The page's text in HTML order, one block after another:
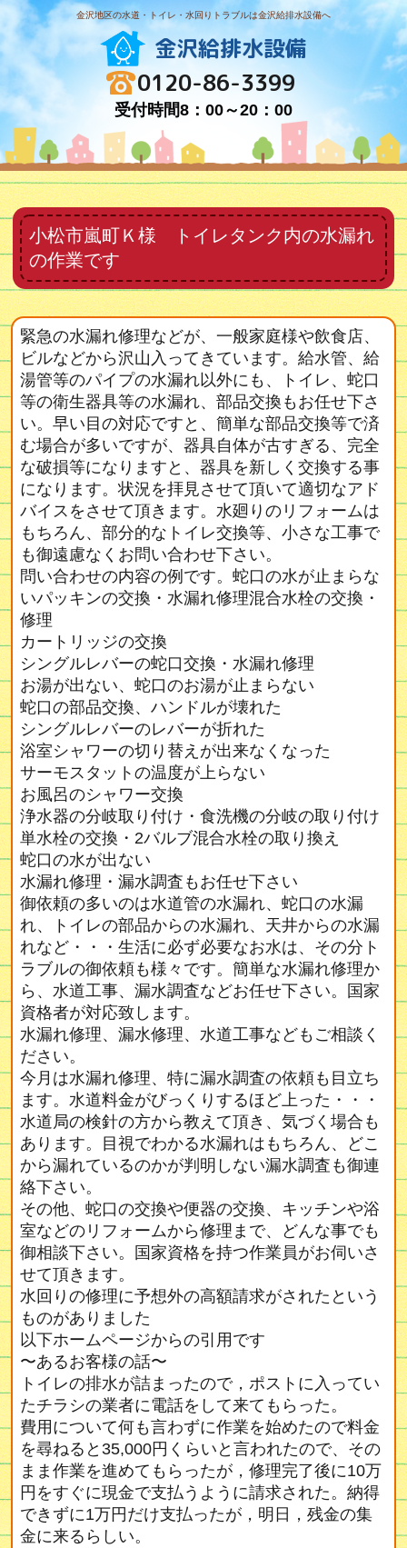
金沢地区の水道・トイレ・水回りトラブルは金沢給排水設備へ
金沢給排水設備
0120-86-3399
受付時間8：00～20：00
小松市嵐町Ｋ様 トイレタンク内の水漏れ
の作業です
緊急の水漏れ修理などが、一般家庭様や飲食店、
ビルなどから沢山入ってきています。給水管、給
湯管等のパイプの水漏れ以外にも、トイレ、蛇口
等の衛生器具等の水漏れ、部品交換もお任せ下さ
い。早い目の対応ですと、簡単な部品交換等で済
む場合が多いですが、器具自体が古すぎる、完全
な破損等になりますと、器具を新しく交換する事
になります。状況を拝見させて頂いて適切なアド
バイスをさせて頂きます。水廻りのリフォームは
もちろん、部分的なトイレ交換等、小さな工事で
も御遠慮なくお問い合わせ下さい。
問い合わせの内容の例です。蛇口の水が止まらな
いパッキンの交換・水漏れ修理混合水栓の交換・
修理
カートリッジの交換
シングルレバーの蛇口交換・水漏れ修理
お湯が出ない、蛇口のお湯が止まらない
蛇口の部品交換、ハンドルが壊れた
シングルレバーのレバーが折れた
浴室シャワーの切り替えが出来なくなった
サーモスタットの温度が上らない
お風呂のシャワー交換
浄水器の分岐取り付け・食洗機の分岐の取り付け
単水栓の交換・2バルブ混合水栓の取り換え
蛇口の水が出ない
水漏れ修理・漏水調査もお任せ下さい
御依頼の多いのは水道管の水漏れ、蛇口の水漏
れ、トイレの部品からの水漏れ、天井からの水漏
れなど・・・生活に必ず必要なお水は、その分ト
ラブルの御依頼も様々です。簡単な水漏れ修理か
ら、水道工事、漏水調査などお任せ下さい。国家
資格者が対応致します。
水漏れ修理、漏水修理、水道工事などもご相談く
ださい。
今月は水漏れ修理、特に漏水調査の依頼も目立ち
ます。水道料金がびっくりするほど上った・・・
水道局の検針の方から教えて頂き、気づく場合も
あります。目視でわかる水漏れはもちろん、どこ
から漏れているのかが判明しない漏水調査も御連
絡下さい。
その他、蛇口の交換や便器の交換、キッチンや浴
室などのリフォームから修理まで、どんな事でも
御相談下さい。国家資格を持つ作業員がお伺いさ
せて頂きます。
水回りの修理に予想外の高額請求がされたという
ものがありました
以下ホームページからの引用です
〜あるお客様の話〜
トイレの排水が詰まったので，ポストに入ってい
たチラシの業者に電話をして来てもらった。
費用について何も言わずに作業を始めたので料金
を尋ねると35,000円くらいと言われたので、その
まま作業を進めてもらったが，修理完了後に10万
円をすぐに現金で支払うように請求された。納得
できずに1万円だけ支払ったが，明日，残金の集
金に来るらしい。